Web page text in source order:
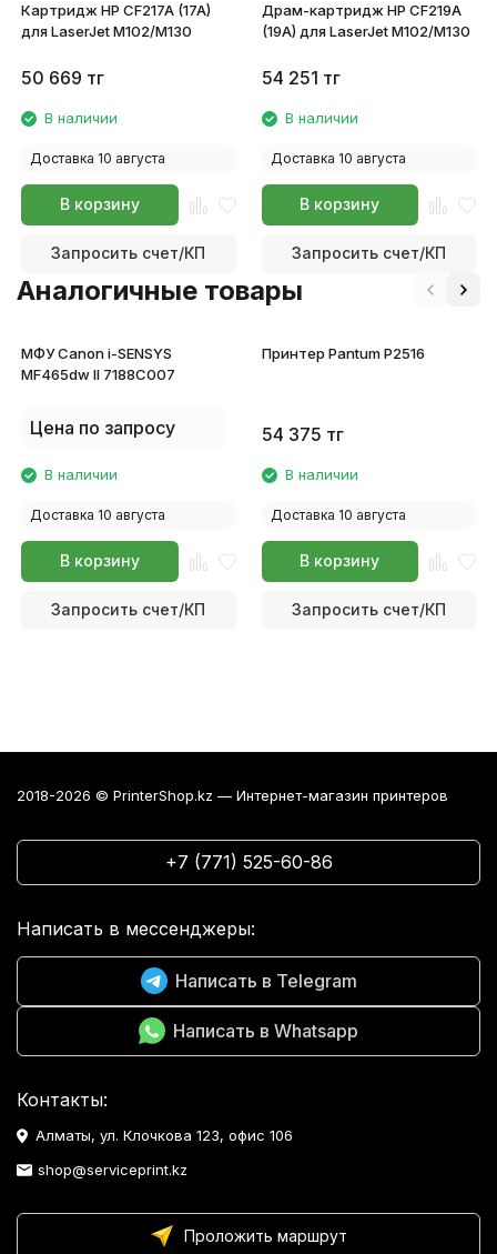
Картридж HP CF217A (17A)
для LaserJet M102/M130
50 669 тг
В наличии
Доставка 10 августа
В корзину
Запросить счет/КП
Драм-картридж HP CF219A
(19A) для LaserJet M102/M130
54 251 тг
В наличии
Доставка 10 августа
В корзину
Запросить счет/КП
Аналогичные товары
МФУ Canon i-SENSYS
MF465dw II 7188C007
Цена по запросу
В наличии
Доставка 10 августа
В корзину
Запросить счет/КП
Принтер Pantum P2516
54 375 тг
В наличии
Доставка 10 августа
В корзину
Запросить счет/КП
2018-2026 © PrinterShop.kz — Интернет-магазин принтеров
+7 (771) 525-60-86
Написать в мессенджеры:
Написать в Telegram
Написать в Whatsapp
Контакты:
Алматы, ул. Клочкова 123, офис 106
shop@serviceprint.kz
Проложить маршрут